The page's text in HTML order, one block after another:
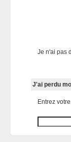
Je n'ai pas
J'ai perdu
Entrez